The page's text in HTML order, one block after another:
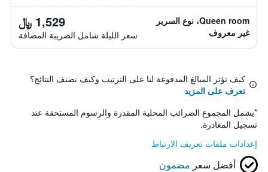
Queen room، نوع السرير
غير معروف
1,529 ﷼
سعر الليلة شامل الصريبة المضافة
كيف تؤثر المبالغ المدفوعة لنا على الترتيب وكيف نصنف النتائج؟
تعرف على المزيد
*يشمل المجموع الضرائب المحلية المقدرة والرسوم المستحقة عند
تسجيل المغادرة.
إعدادات ملفات تعريف الارتباط
أفضل سعر مضمون